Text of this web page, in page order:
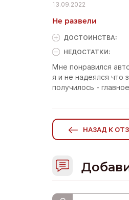
13.09.2022
Не развели
ДОСТОИНCТВА:
НЕДОСТАТКИ:
Мне понравился
я и не надеялся что
получилось -
НАЗАД К